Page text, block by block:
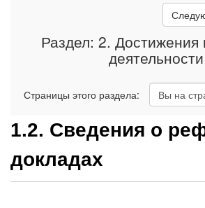
Раздел: 2. Достижения
деятельности
Страницы этого раздела: Вы на
1.2. Сведения о
докладах